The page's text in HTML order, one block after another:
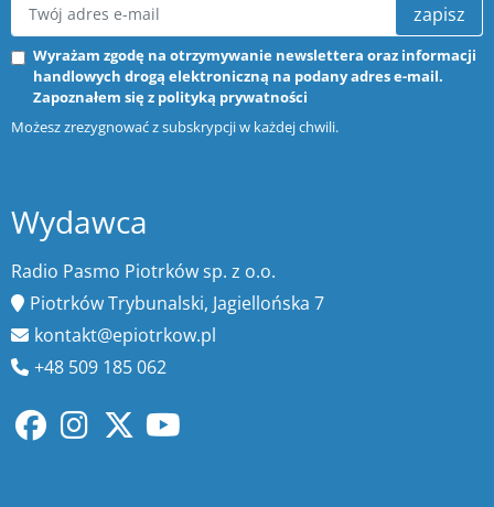
zapisz
Wyrażam zgodę na otrzymywanie newslettera oraz informacji
handlowych drogą elektroniczną na podany adres e-mail.
Zapoznałem się z polityką prywatności
Możesz zrezygnować z subskrypcji w każdej chwili.
Wydawca
Radio Pasmo Piotrków sp. z o.o.
Piotrków Trybunalski, Jagiellońska 7
kontakt@epiotrkow.pl
+48 509 185 062